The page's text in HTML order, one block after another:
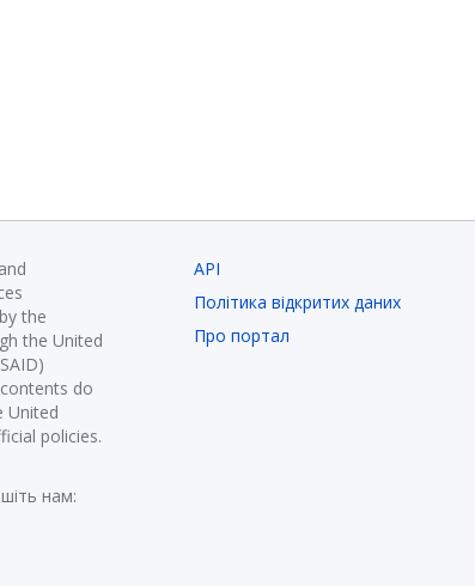
the
the United
do
United
policies.
нам:
API
Політика відкритих даних
Про портал